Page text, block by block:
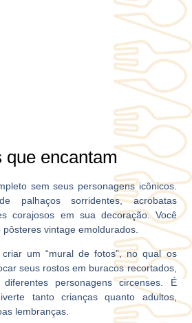
que encantam
sem seus personagens icônicos.
palhaços sorridentes, acrobatas
corajosos em sua decoração. Você
vintage emoldurados.
um “mural de fotos”, no qual os
seus rostos em buracos recortados,
personagens circenses. É
tanto crianças quanto adultos,
lembranças.